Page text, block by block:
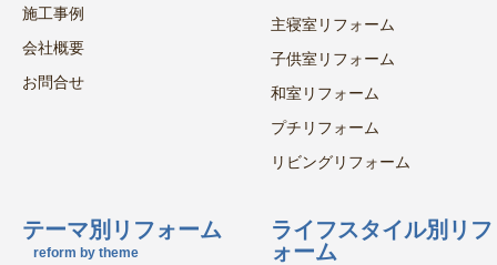
施工事例
会社概要
お問合せ
主寝室リフォーム
子供室リフォーム
和室リフォーム
プチリフォーム
リビングリフォーム
テーマ別リフォーム
reform by theme
ライフスタイル別リフ
ォーム